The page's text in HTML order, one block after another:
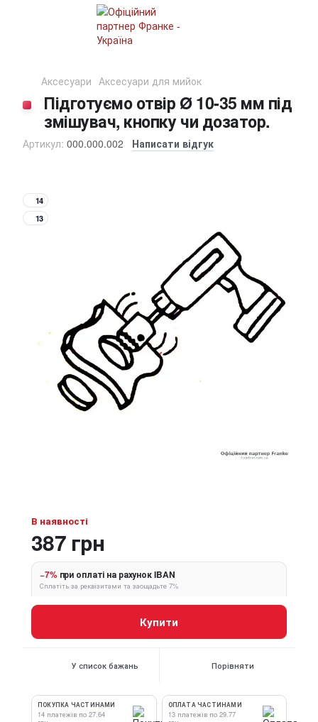
Аксесуари Аксесуари для мийок
Підготуємо отвір Ø 10-35 мм під
змішувач, кнопку чи дозатор.
Артикул: 000.000.002 Написати відгук
14
13
В наявності
387 грн
−7% при оплаті на рахунок IBAN
Сплатіть за реквізитами та заощадьте 7%
Купити
У список бажань Порівняти
ПОКУПКА ЧАСТИНАМИ
14 платежів по 27.64
ОПЛАТА ЧАСТИНАМИ
13 платежів по 29.77